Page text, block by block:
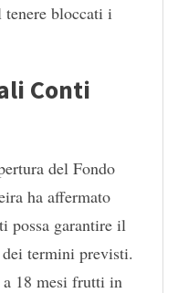
bloccati i
Conti
del Fondo
ha affermato
possa garantire il
dei termini previsti.
a 18 mesi frutti in